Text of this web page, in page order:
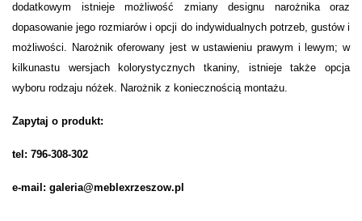
dodatkowym istnieje możliwość zmiany designu narożnika oraz
dopasowanie jego rozmiarów i opcji do indywidualnych potrzeb, gustów i
możliwości. Narożnik oferowany jest w ustawieniu prawym i lewym;w
kilkunastu wersjach kolorystycznych tkaniny, istnieje także opcja
wyboru rodzaju nóżek. Narożnik z koniecznością montażu.
Zapytaj o produkt:
tel: 796-308-302
e-mail: galeria@meblexrzeszow.pl